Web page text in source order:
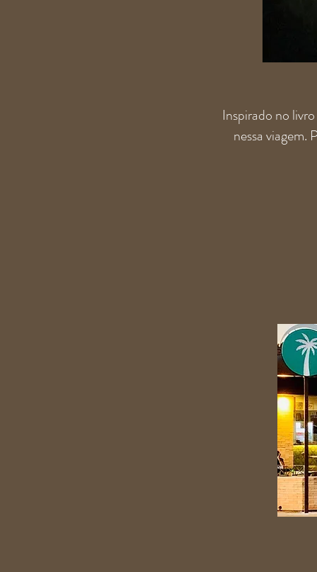
Inspirado no
nessa viagem.